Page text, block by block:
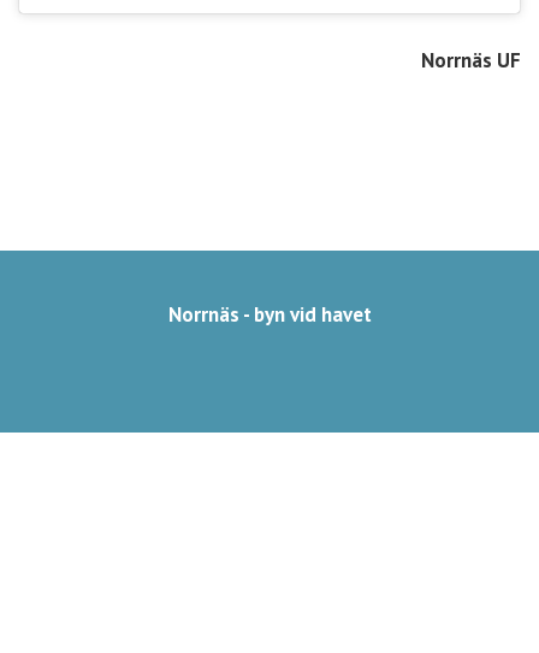
Norrnäs UF
Norrnäs - byn vid havet